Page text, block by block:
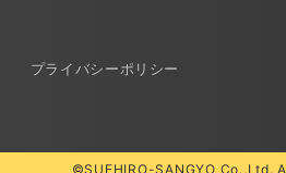
プライバシーポリシー
©SUEHIRO-SANGYO Co.,Ltd.